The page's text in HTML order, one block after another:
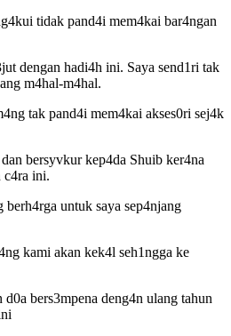
tidak pand4i mem4kai bar4ngan
dengan hadi4h ini. Saya send1ri tak
m4hal-m4hal.
tak pand4i mem4kai akses0ri sej4k
bersyvkur kep4da Shuib ker4na
c4ra ini.
untuk saya sep4njang
kami akan kek4l seh1ngga ke
bers3mpena deng4n ulang tahun